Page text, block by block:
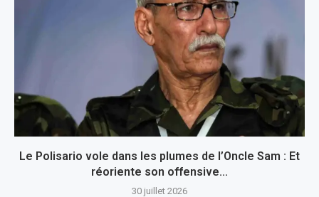
Le Polisario vole dans les plumes de l’Oncle Sam : Et
réoriente son offensive...
30 juillet 2026